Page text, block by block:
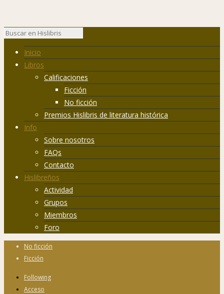
Inicio
Libros
Calificaciones
Ficción
No ficción
Premios Hislibris de literatura histórica
Info
Sobre nosotros
FAQs
Contacto
Hislibreños
Actividad
Grupos
Miembros
Foro
No ficción
Ficción
Following
Acceso